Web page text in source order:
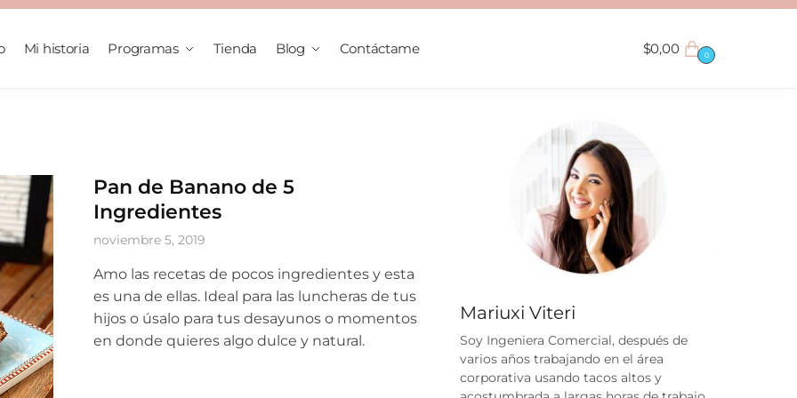
Mi historia Programas Tienda Blog Contáctame $0,00 0
Pan de Banano de 5
Ingredientes
noviembre 5, 2019
Amo las recetas de pocos ingredientes y esta
es una de ellas. Ideal para las luncheras de tus
hijos o úsalo para tus desayunos o momentos
en donde quieres algo dulce y natural.
Mariuxi Viteri
Soy Ingeniera Comercial, después de
varios años trabajando en el área
corporativa usando tacos altos y